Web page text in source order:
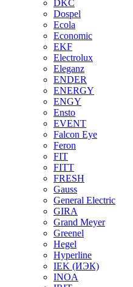
DKC
Dospel
Ecola
Economic
EKF
Electrolux
Eleganz
ENDER
ENERGY
ENGY
Ensto
EVENT
Falcon Eye
Feron
FIT
FITT
FRESH
Gauss
General Electric
GIRA
Grand Meyer
Greenel
Hegel
Hyperline
IEK (ИЭК)
INOA